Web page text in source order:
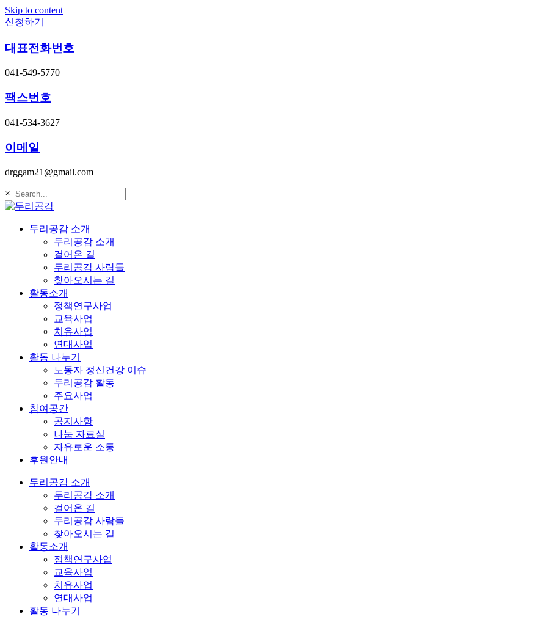
Skip to content
신청하기
대표전화번호
041-549-5770
팩스번호
041-534-3627
이메일
drggam21@gmail.com
×
두리공감 소개
두리공감 소개
걸어온 길
두리공감 사람들
찾아오시는 길
활동소개
정책연구사업
교육사업
치유사업
연대사업
활동 나누기
노동자 정신건강 이슈
두리공감 활동
주요사업
참여공간
공지사항
나눔 자료실
자유로운 소통
후원안내
두리공감 소개
두리공감 소개
걸어온 길
두리공감 사람들
찾아오시는 길
활동소개
정책연구사업
교육사업
치유사업
연대사업
활동 나누기